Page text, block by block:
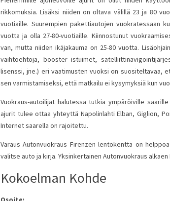
rikkomuksia. Lisäksi niiden on oltava välillä 23 ja 80
vuotiaille. Suurempien pakettiautojen vuokratessaan
vuotta ja olla 27-80-vuotiaille. Kiinnostunut
van, mutta niiden ikäjakauma on 25-80 vuotta.
vaihtoehtoja, booster istuimet,
lisenssi, jne.) eri vaatimusten vuoksi on suositeltavaa,
sen varmistamiseksi, että matkailu ei kysymyksiä kun
Vuokraus-autoilijat halutessa tutkia ympäröiville
ajurit tulee ottaa yhteyttä Napolinlahti Elban, Giglion,
Internet saarella on rajoitettu.
Varaus Autonvuokraus Firenzen lentokenttä on
valitse auto ja kirja. Yksinkertainen Autonvuokraus alkaen
Kokoelman Kohde